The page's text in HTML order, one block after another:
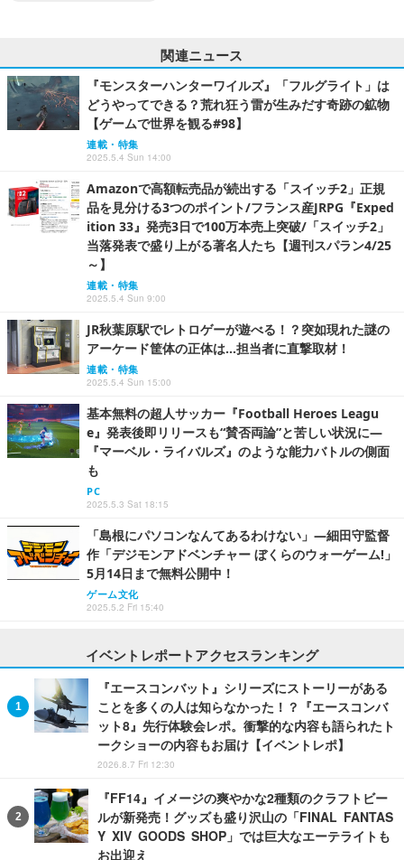
関連ニュース
『モンスターハンターワイルズ』「フルグライト」は
どうやってできる？荒れ狂う雷が生みだす奇跡の鉱物
【ゲームで世界を観る#98】
連載・特集
2025.5.4 Sun 14:00
Amazonで高額転売品が続出する「スイッチ2」正規
品を見分ける3つのポイント/フランス産JRPG『Exped
ition 33』発売3日で100万本売上突破/「スイッチ2」
当落発表で盛り上がる著名人たち【週刊スパラン4/25
～】
連載・特集
2025.5.4 Sun 9:00
JR秋葉原駅でレトロゲーが遊べる！？突如現れた謎の
アーケード筐体の正体は…担当者に直撃取材！
連載・特集
2025.5.4 Sun 15:00
基本無料の超人サッカー『Football Heroes Leagu
e』発表後即リリースも“賛否両論”と苦しい状況に―
『マーベル・ライバルズ』のような能力バトルの側面
も
PC
2025.5.3 Sat 18:15
「島根にパソコンなんてあるわけない」―細田守監督
作「デジモンアドベンチャー ぼくらのウォーゲーム!」
5月14日まで無料公開中！
ゲーム文化
2025.5.2 Fri 15:40
イベントレポートアクセスランキング
『エースコンバット』シリーズにストーリーがある
ことを多くの人は知らなかった！？『エースコンバ
ット8』先行体験会レポ。衝撃的な内容も語られたト
ークショーの内容もお届け【イベントレポ】
2026.8.7 Fri 12:30
『FF14』イメージの爽やかな2種類のクラフトビー
ルが新発売！グッズも盛り沢山の「FINAL FANTAS
Y XIV GOODS SHOP」では巨大なエーテライトも
お出迎え